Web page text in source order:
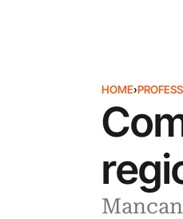
HOME›